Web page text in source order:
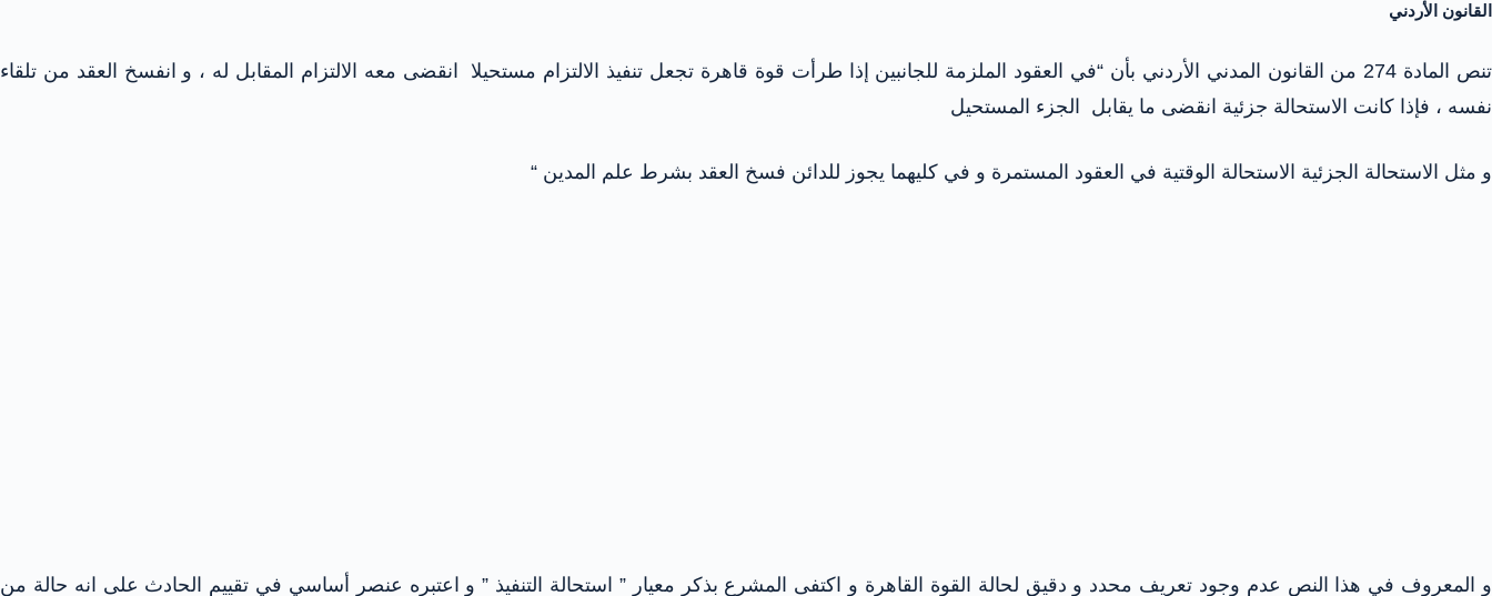
القانون الأردني
تنص المادة 274 من القانون المدني الأردني بأن “في العقود الملزمة للجانبين إذا طرأت قوة قاهرة تجعل تنفيذ الالتزام مستحيلا انقضى معه الالتزام المقابل له ، و انفسخ العقد من تلقاء
نفسه ، فإذا كانت الاستحالة جزئية انقضى ما يقابل الجزء المستحيل
و مثل الاستحالة الجزئية الاستحالة الوقتية في العقود المستمرة و في كليهما يجوز للدائن فسخ العقد بشرط علم المدين “
و المعروف في هذا النص عدم وجود تعريف محدد و دقيق لحالة القوة القاهرة و اكتفى المشرع بذكر معيار ” استحالة التنفيذ ” و اعتبره عنصر أساسي في تقييم الحادث على انه حالة من